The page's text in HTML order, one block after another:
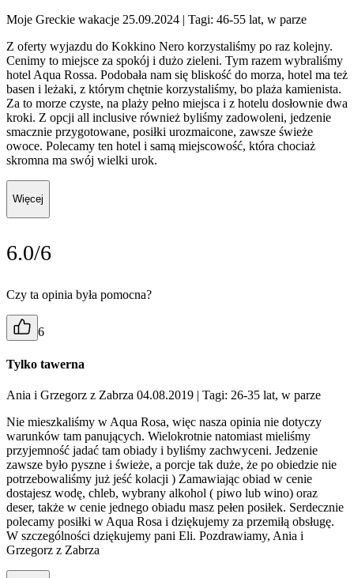
Moje Greckie wakacje 25.09.2024 | Tagi: 46-55 lat, w parze
Z oferty wyjazdu do Kokkino Nero korzystaliśmy po raz kolejny.
Cenimy to miejsce za spokój i dużo zieleni. Tym razem wybraliśmy
hotel Aqua Rossa. Podobała nam się bliskość do morza, hotel ma też
basen i leżaki, z którym chętnie korzystaliśmy, bo plaża kamienista.
Za to morze czyste, na plaży pełno miejsca i z hotelu dosłownie dwa
kroki. Z opcji all inclusive również byliśmy zadowoleni, jedzenie
smacznie przygotowane, posiłki urozmaicone, zawsze świeże
owoce. Polecamy ten hotel i samą miejscowość, która chociaż
skromna ma swój wielki urok.
Więcej
6.0/6
Czy ta opinia była pomocna?
6
Tylko tawerna
Ania i Grzegorz z Zabrza 04.08.2019 | Tagi: 26-35 lat, w parze
Nie mieszkaliśmy w Aqua Rosa, więc nasza opinia nie dotyczy
warunków tam panujących. Wielokrotnie natomiast mieliśmy
przyjemność jadać tam obiady i byliśmy zachwyceni. Jedzenie
zawsze było pyszne i świeże, a porcje tak duże, że po obiedzie nie
potrzebowaliśmy już jeść kolacji ) Zamawiając obiad w cenie
dostajesz wodę, chleb, wybrany alkohol ( piwo lub wino) oraz
deser, także w cenie jednego obiadu masz pełen posiłek. Serdecznie
polecamy posiłki w Aqua Rosa i dziękujemy za przemiłą obsługę.
W szczególności dziękujemy pani Eli. Pozdrawiamy, Ania i
Grzegorz z Zabrza